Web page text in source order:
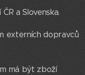
a Slovenska.
externích dopravců
má být zboží